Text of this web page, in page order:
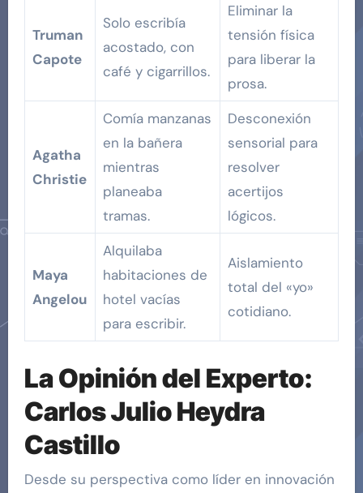
Truman
Capote
Solo escribía
acostado, con
café y cigarrillos.
Eliminar la
tensión física
para liberar la
prosa.
Agatha
Christie
Comía manzanas
en la bañera
mientras
planeaba
tramas.
Desconexión
sensorial para
resolver
acertijos
lógicos.
Maya
Angelou
Alquilaba
habitaciones de
hotel vacías
para escribir.
Aislamiento
total del «yo»
cotidiano.
La Opinión del Experto:
Carlos Julio Heydra
Castillo
Desde su perspectiva como líder en innovación